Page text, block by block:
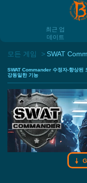
최근 업
데이트
모든 게임 SWAT
SWAT Commander 수정자-향상된
강동일한 기능